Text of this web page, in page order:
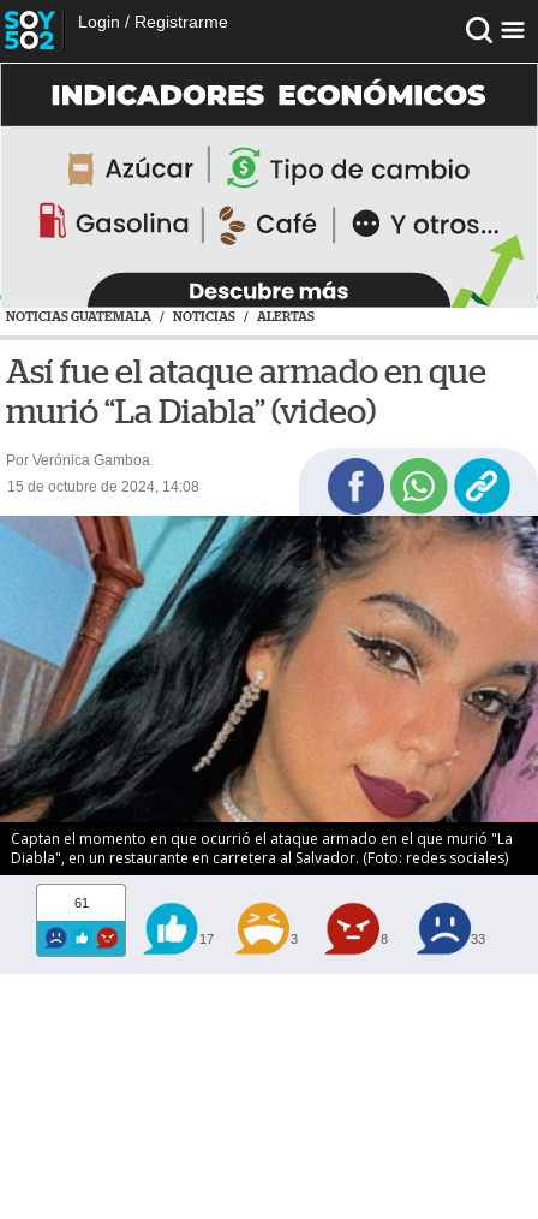
Login / Registrarme
NOTICIAS GUATEMALA / NOTICIAS / ALERTAS
Así fue el ataque armado en que
murió “La Diabla” (video)
Por Verónica Gamboa
15 de octubre de 2024, 14:08
Captan el momento en que ocurrió el ataque armado en el que murió "La
Diabla", en un restaurante en carretera al Salvador. (Foto: redes sociales)
61
17 3 8 33